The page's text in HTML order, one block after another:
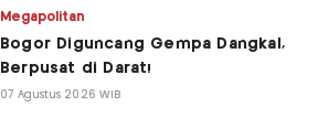
Megapolitan
Bogor Diguncang Gempa Dangkal,
Berpusat di Darat!
07 Agustus 2026 WIB